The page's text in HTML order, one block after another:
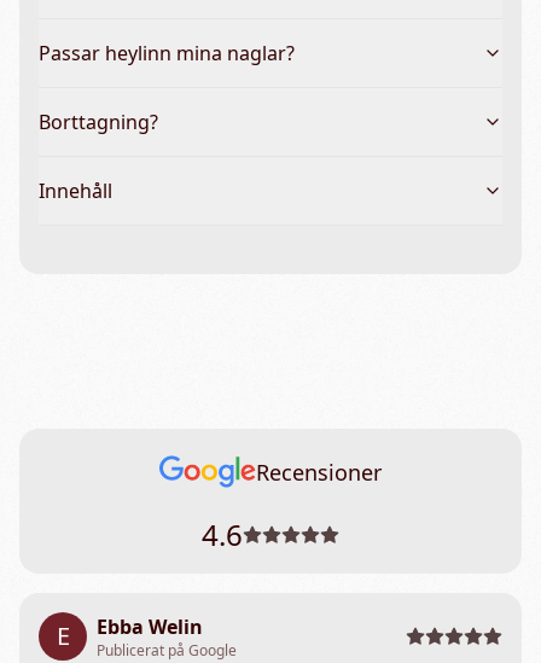
Passar heylinn mina naglar?
Borttagning?
Innehåll
Recensioner
4.6
E Ebba Welin
Publicerat på Google